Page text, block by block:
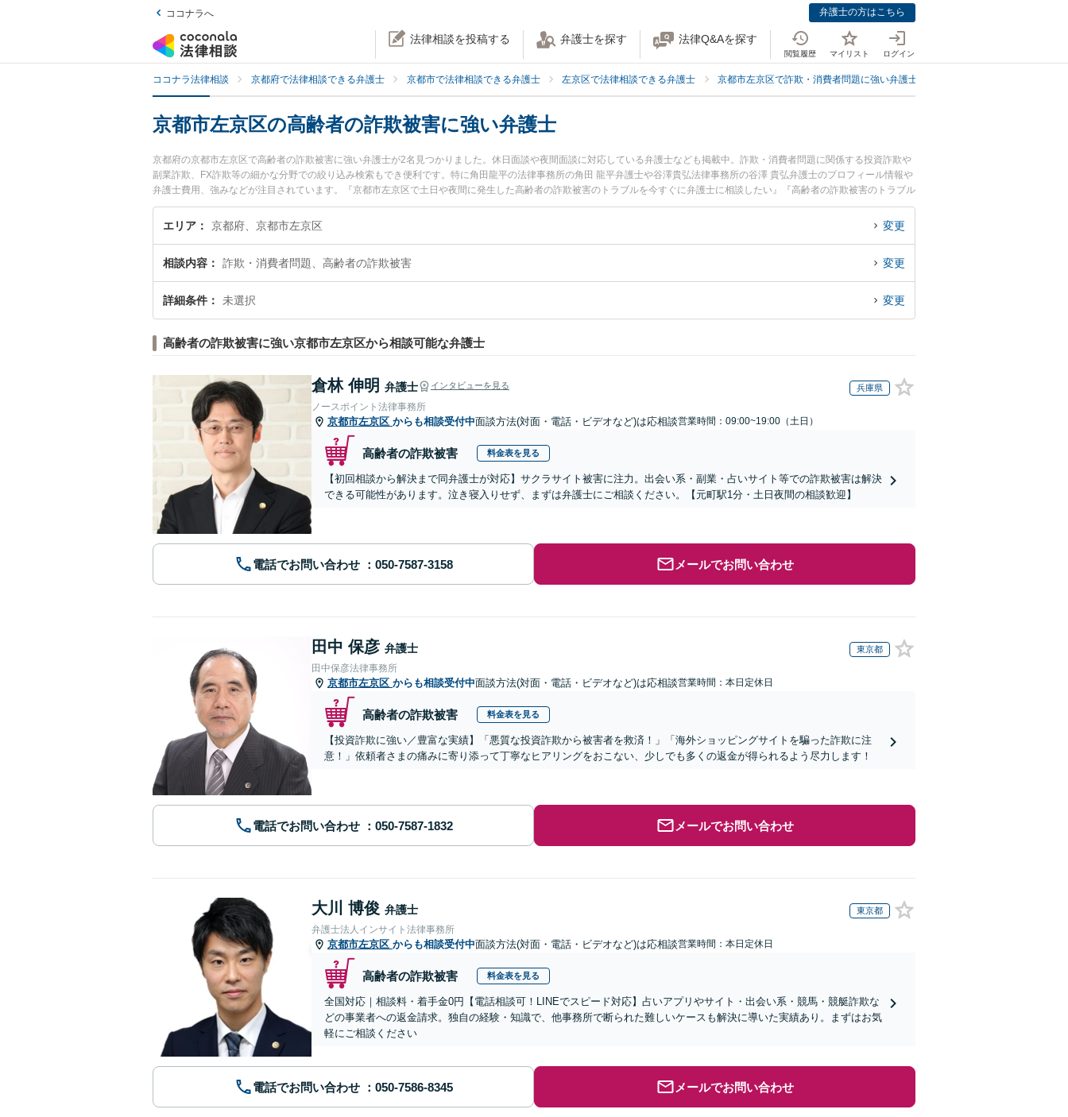
ココナラへ 弁護士の方はこちら
法律相談を投稿する 弁護士を探す 法律Q&Aを探す
閲覧履歴 マイリスト ログイン
ココナラ法律相談 京都府で法律相談できる弁護士 京都市で法律相談できる弁護士 左京区で法律相談できる弁護士 京都市左京区で詐欺・消費者問題に強い弁護士
京都市左京区の高齢者の詐欺被害に強い弁護士
京都府の京都市左京区で高齢者の詐欺被害に強い弁護士が2名見つかりました。休日面談や夜間面談に対応している弁護士なども掲載中。詐欺・消費者問題に関係する投資詐欺や
副業詐欺、FX詐欺等の細かな分野での絞り込み検索もでき便利です。特に角田龍平の法律事務所の角田 龍平弁護士や谷澤貴弘法律事務所の谷澤 貴弘弁護士のプロフィール情報や
弁護士費用、強みなどが注目されています。『京都市左京区で土日や夜間に発生した高齢者の詐欺被害のトラブルを今すぐに弁護士に相談したい』『高齢者の詐欺被害のトラブル
解決の実績豊富な近くの弁護士を検索したい』『初回相談無料で高齢者の詐欺被害を法律相談できる京都市左京区内の弁護士に相談予約したい』などでお困りの相談者さんにおす
すめです。
エリア 京都府、京都市左京区 変更
相談内容 詐欺・消費者問題、高齢者の詐欺被害 変更
詳細条件 未選択 変更
高齢者の詐欺被害に強い京都市左京区から相談可能な弁護士
倉林 伸明 弁護士 インタビューを見る 兵庫県
ノースポイント法律事務所
京都市左京区 からも相談受付中面談方法(対面・電話・ビデオなど)は応相談営業時間：09:00~19:00（土日）
高齢者の詐欺被害 料金表を見る
【初回相談から解決まで同弁護士が対応】サクラサイト被害に注力。出会い系・副業・占いサイト等での詐欺被害は解決
できる可能性があります。泣き寝入りせず、まずは弁護士にご相談ください。【元町駅1分・土日夜間の相談歓迎】
電話でお問い合わせ メールでお問い合わせ
田中 保彦 弁護士 東京都
田中保彦法律事務所
京都市左京区 からも相談受付中面談方法(対面・電話・ビデオなど)は応相談営業時間：本日定休日
高齢者の詐欺被害 料金表を見る
【投資詐欺に強い／豊富な実績】「悪質な投資詐欺から被害者を救済！」「海外ショッピングサイトを騙った詐欺に注
意！」依頼者さまの痛みに寄り添って丁寧なヒアリングをおこない、少しでも多くの返金が得られるよう尽力します！
電話でお問い合わせ メールでお問い合わせ
大川 博俊 弁護士 東京都
弁護士法人インサイト法律事務所
京都市左京区 からも相談受付中面談方法(対面・電話・ビデオなど)は応相談営業時間：本日定休日
高齢者の詐欺被害 料金表を見る
全国対応｜相談料・着手金0円【電話相談可！LINEでスピード対応】占いアプリやサイト・出会い系・競馬・競艇詐欺な
どの事業者への返金請求。独自の経験・知識で、他事務所で断られた難しいケースも解決に導いた実績あり。まずはお気
軽にご相談ください
電話でお問い合わせ メールでお問い合わせ